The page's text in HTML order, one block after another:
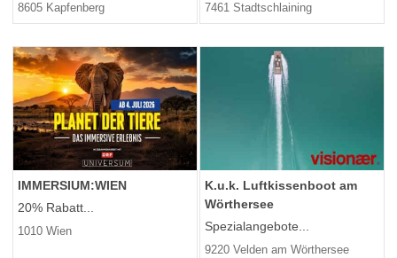
8605 Kapfenberg 7461 Stadtschlaining
IMMERSIUM:WIEN
20% Rabatt...
1010 Wien
K.u.k. Luftkissenboot am
Wörthersee
Spezialangebote...
9220 Velden am Wörthersee